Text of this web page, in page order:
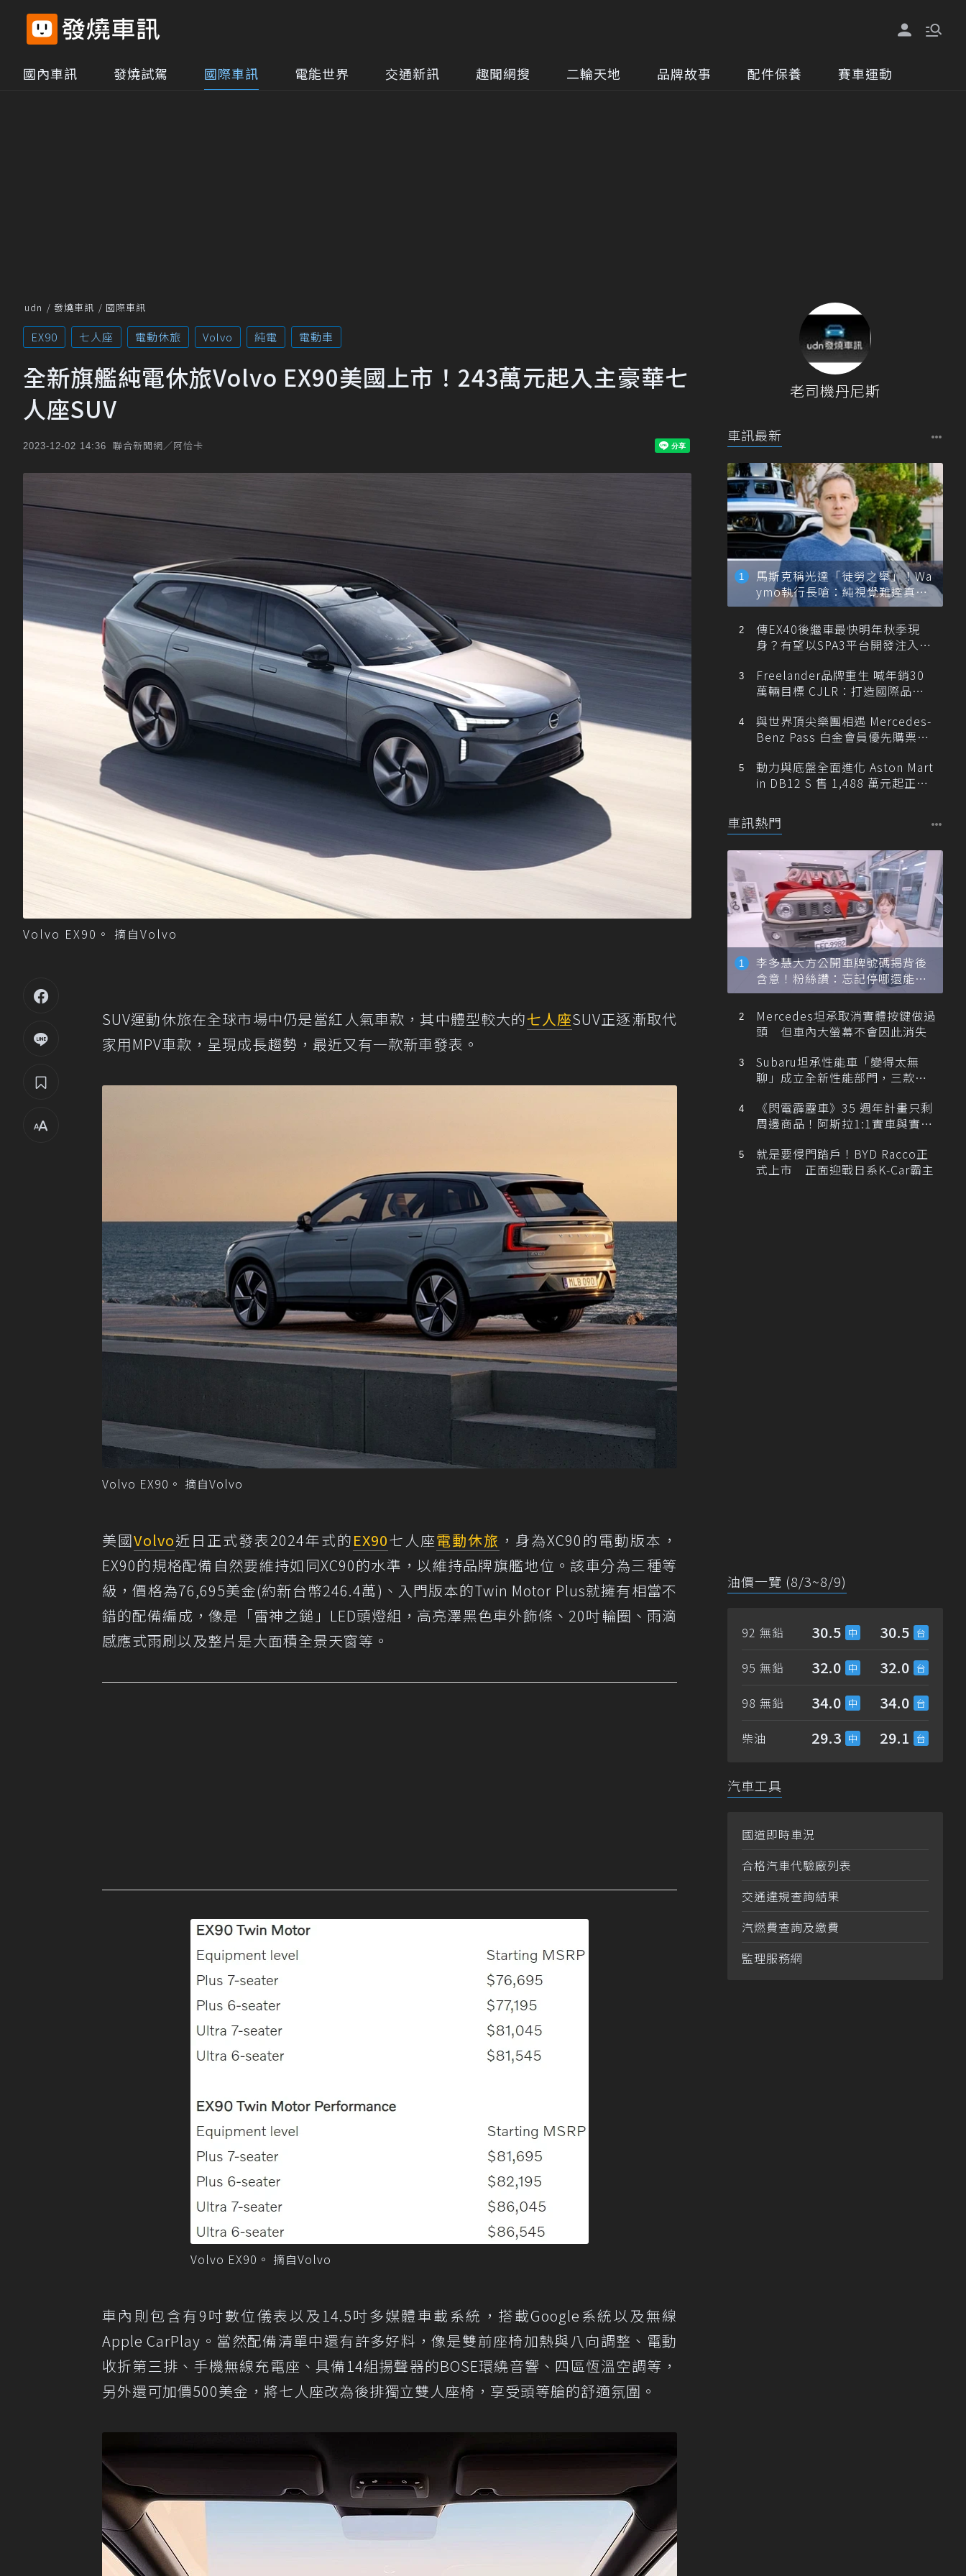
國內車訊 發燒試駕 國際車訊 電能世界 交通新訊 趣聞網搜 二輪天地 品牌故事 配件保養 賽車運動
udn 發燒車訊 國際車訊
EX90 七人座 電動休旅 Volvo 純電 電動車
全新旗艦純電休旅Volvo EX90美國上市！243萬元起入主豪華七
人座SUV
2023-12-02 14:36 聯合新聞網／阿恰卡
Volvo EX90。 摘自Volvo
SUV運動休旅在全球市場中仍是當紅人氣車款，其中體型較大的七人座SUV正逐漸取代
家用MPV車款，呈現成長趨勢，最近又有一款新車發表。
Volvo EX90。 摘自Volvo
美國Volvo近日正式發表2024年式的EX90七人座電動休旅 ，身為XC90的電動版本，
EX90的規格配備自然要維持如同XC90的水準，以維持品牌旗艦地位。該車分為三種等
級，價格為76,695美金(約新台幣246.4萬)、入門版本的Twin Motor Plus就擁有相當不
錯的配備編成，像是「雷神之鎚」LED頭燈組，高亮澤黑色車外飾條、20吋輪圈、雨滴
感應式雨刷以及整片是大面積全景天窗等。
Volvo EX90。 摘自Volvo
車內則包含有9吋數位儀表以及14.5吋多媒體車載系統，搭載Google系統以及無線
Apple CarPlay。當然配備清單中還有許多好料，像是雙前座椅加熱與八向調整、電動
收折第三排、手機無線充電座、具備14組揚聲器的BOSE環繞音響、四區恆溫空調等，
另外還可加價500美金，將七人座改為後排獨立雙人座椅，享受頭等艙的舒適氛圍。
老司機丹尼斯
車訊最新
馬斯克稱光達「徒勞之舉」！Wa
ymo執行長嗆：純視覺難達真正
自動駕駛
傳EX40後繼車最快明年秋季現
身？有望以SPA3平台開發注入80
Freelander品牌重生 喊年銷30
萬輛目標 CJLR：打造國際品牌
與世界頂尖樂團相遇 Mercedes-
Benz Pass 白金會員優先購票維
動力與底盤全面進化 Aston Mart
in DB12 S 售 1,488 萬元起正式
車訊熱門
李多慧大方公開車牌號碼揭背後
含意！粉絲讚：忘記停哪還能幫
忙找車
Mercedes坦承取消實體按鍵做過
頭 但車內大螢幕不會因此消失
Subaru坦承性能車「變得太無
聊」成立全新性能部門，三款手
《閃電霹靂車》35 週年計畫只剩
周邊商品！阿斯拉1:1實車與實體
就是要侵門踏戶！BYD Racco正
式上市 正面迎戰日系K-Car霸主
油價一覽 (8/3~8/9)
92 無鉛 30.5 30.5
95 無鉛 32.0 32.0
98 無鉛 34.0 34.0
柴油 29.3 29.1
汽車工具
國道即時車況
合格汽車代驗廠列表
交通違規查詢結果
汽燃費查詢及繳費
監理服務網